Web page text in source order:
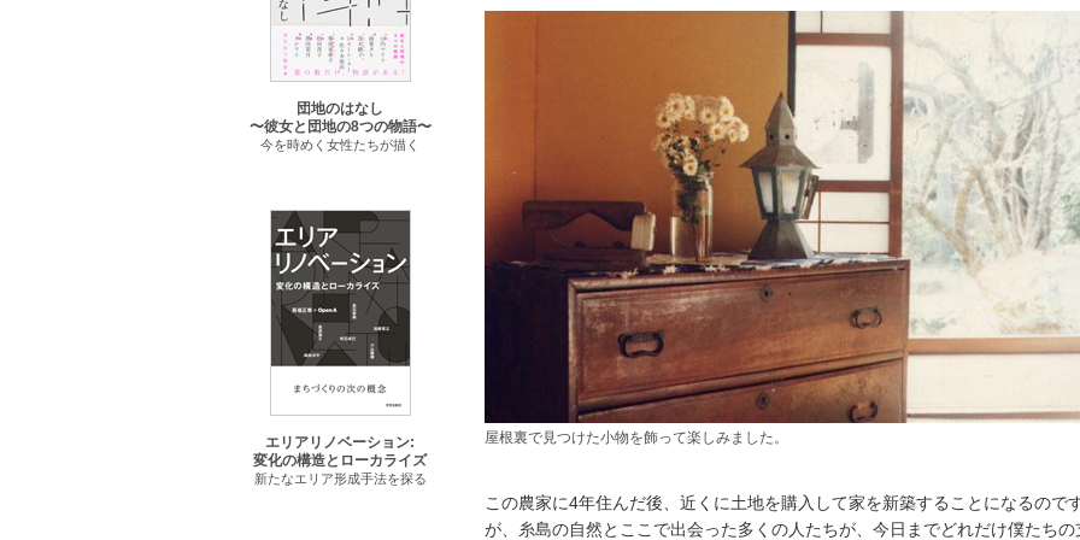
屋根裏で見つけた小物を飾って楽しみました。
この農家に4年住んだ後、近くに土地を購入して家を新築することになるので
が、糸島の自然とここで出会った多くの人たちが、今日までどれだけ僕たちの
団地のはなし
〜彼女と団地の8つの物語〜
今を時めく女性たちが描く
エリアリノベーション:
変化の構造とローカライズ
新たなエリア形成手法を探る